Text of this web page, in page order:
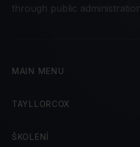
through public
MAIN MENU
TAYLLORCOX
ŠKOLENÍ